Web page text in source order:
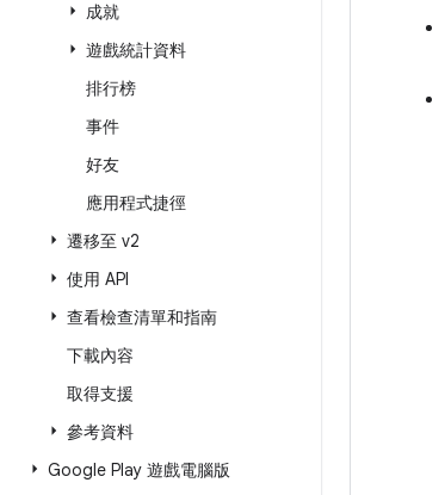
成就
遊戲統計資料
排行榜
事件
好友
應用程式捷徑
遷移至 v2
使用 API
查看檢查清單和指南
下載內容
取得支援
參考資料
Google Play 遊戲電腦版